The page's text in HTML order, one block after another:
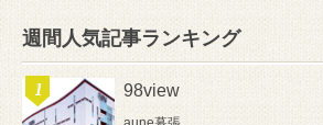
週間人気記事ランキング
98view